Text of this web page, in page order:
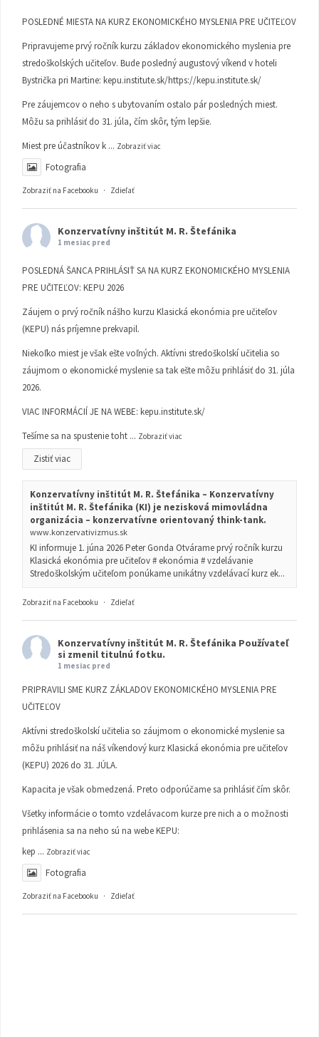
POSLEDNÉ MIESTA NA KURZ EKONOMICKÉHO MYSLENIA PRE UČITEĽOV
Pripravujeme prvý ročník kurzu základov ekonomického myslenia pre
stredoškolských učiteľov. Bude posledný augustový víkend v hoteli
Bystrička pri Martine: kepu.institute.sk/https://kepu.institute.sk/
Pre záujemcov o neho s ubytovaním ostalo pár posledných miest.
Môžu sa prihlásiť do 31. júla, čím skôr, tým lepšie.
Miest pre účastníkov k ... Zobraziť viac
Fotografia
Zobraziť na Facebooku · Zdieľať
Konzervatívny inštitút M. R. Štefánika
1 mesiac pred
POSLEDNÁ ŠANCA PRIHLÁSIŤ SA NA KURZ EKONOMICKÉHO MYSLENIA
PRE UČITEĽOV: KEPU 2026
Záujem o prvý ročník nášho kurzu Klasická ekonómia pre učiteľov
(KEPU) nás príjemne prekvapil.
Niekoľko miest je však ešte voľných. Aktívni stredoškolskí učitelia so
záujmom o ekonomické myslenie sa tak ešte môžu prihlásiť do 31. júla
2026.
VIAC INFORMÁCIÍ JE NA WEBE: kepu.institute.sk/
Tešíme sa na spustenie toht ... Zobraziť viac
Zistiť viac
Konzervatívny inštitút M. R. Štefánika – Konzervatívny
inštitút M. R. Štefánika (KI) je nezisková mimovládna
organizácia – konzervatívne orientovaný think-tank.
www.konzervativizmus.sk
KI informuje 1. júna 2026 Peter Gonda Otvárame prvý ročník kurzu
Klasická ekonómia pre učiteľov # ekonómia # vzdelávanie
Stredoškolským učiteľom ponúkame unikátny vzdelávací kurz ek...
Zobraziť na Facebooku · Zdieľať
Konzervatívny inštitút M. R. Štefánika Používateľ
si zmenil titulnú fotku.
1 mesiac pred
PRIPRAVILI SME KURZ ZÁKLADOV EKONOMICKÉHO MYSLENIA PRE
UČITEĽOV
Aktívni stredoškolskí učitelia so záujmom o ekonomické myslenie sa
môžu prihlásiť na náš víkendový kurz Klasická ekonómia pre učiteľov
(KEPU) 2026 do 31. JÚLA.
Kapacita je však obmedzená. Preto odporúčame sa prihlásiť čím skôr.
Všetky informácie o tomto vzdelávacom kurze pre nich a o možnosti
prihlásenia sa na neho sú na webe KEPU:
kep ... Zobraziť viac
Fotografia
Zobraziť na Facebooku · Zdieľať